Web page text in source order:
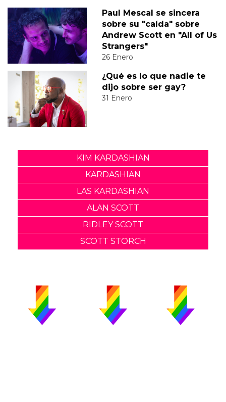
Paul Mescal se sincera
sobre su "caída" sobre
Andrew Scott en "All of Us
Strangers"
26 Enero
¿Qué es lo que nadie te
dijo sobre ser gay?
31 Enero
KIM KARDASHIAN
KARDASHIAN
LAS KARDASHIAN
ALAN SCOTT
RIDLEY SCOTT
SCOTT STORCH